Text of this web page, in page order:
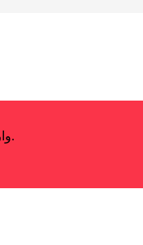
وارد شوید یا یک حساب کاربری جدید ایجاد کنید.